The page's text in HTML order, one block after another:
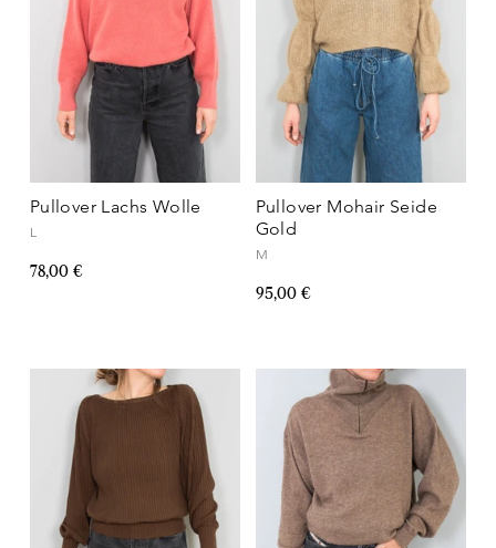
Pullover Lachs Wolle
L
78,00 €
Pullover Mohair Seide
Gold
M
95,00 €